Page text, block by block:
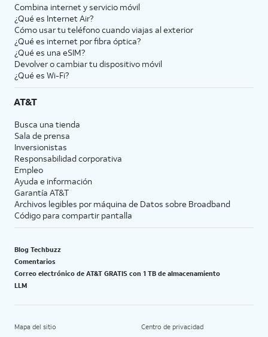
Combina internet y servicio móvil
¿Qué es Internet Air?
Cómo usar tu teléfono cuando viajas al exterior
¿Qué es internet por fibra óptica?
¿Qué es una eSIM?
Devolver o cambiar tu dispositivo móvil
¿Qué es Wi-Fi?
AT&T
Busca una tienda
Sala de prensa
Inversionistas
Responsabilidad corporativa
Empleo
Ayuda e información
Garantía AT&T
Archivos legibles por máquina de Datos sobre Broadband
Código para compartir pantalla
Blog Techbuzz
Comentarios
Correo electrónico de AT&T GRATIS con 1 TB de almacenamiento
LLM
Mapa del sitio Centro de privacidad